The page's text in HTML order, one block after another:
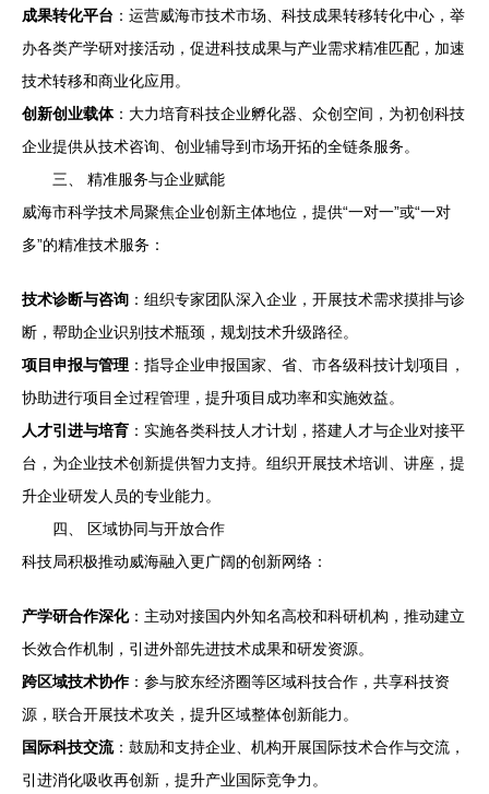
成果转化平台 ：运营威海市技术市场、科技成果转移转化中心，举
办各类产学研对接活动，促进科技成果与产业需求精准匹配，加速
技术转移和商业化应用。
创新创业载体：大力培育科技企业孵化器、众创空间，为初创科技
企业提供从技术咨询、创业辅导到市场开拓的全链条服务。
三、 精准服务与企业赋能
威海市科学技术局聚焦企业创新主体地位，提供“一对一”或“一对
多”的精准技术服务：
技术诊断与咨询 ：组织专家团队深入企业，开展技术需求摸排与诊
断，帮助企业识别技术瓶颈，规划技术升级路径。
项目申报与管理 ：指导企业申报国家、省、市各级科技计划项目，
协助进行项目全过程管理，提升项目成功率和实施效益。
人才引进与培育 ：实施各类科技人才计划，搭建人才与企业对接平
台，为企业技术创新提供智力支持。组织开展技术培训、讲座，提
升企业研发人员的专业能力。
四、 区域协同与开放合作
科技局积极推动威海融入更广阔的创新网络：
产学研合作深化：主动对接国内外知名高校和科研机构，推动建立
长效合作机制，引进外部先进技术成果和研发资源。
跨区域技术协作：参与胶东经济圈等区域科技合作，共享科技资
源，联合开展技术攻关，提升区域整体创新能力。
国际科技交流：鼓励和支持企业、机构开展国际技术合作与交流，
引进消化吸收再创新，提升产业国际竞争力。